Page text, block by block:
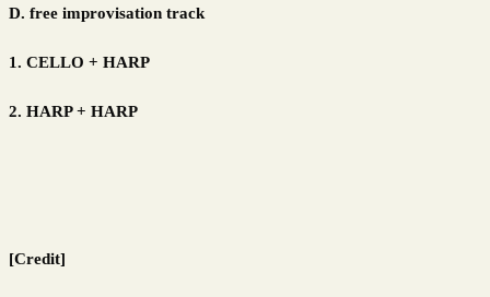
D. free improvisation track
1. CELLO + HARP
2. HARP + HARP
[Credit]